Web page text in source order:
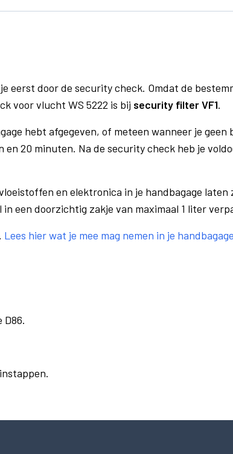
eerst door de security check. Omdat de
voor vlucht WS 5222 is bij security filter VF1.
hebt afgegeven, of meteen wanneer je geen
20 minuten. Na de security check heb je
en elektronica in je handbagage
een doorzichtig zakje van maximaal 1 liter
Lees hier wat je mee mag nemen in je handbagage